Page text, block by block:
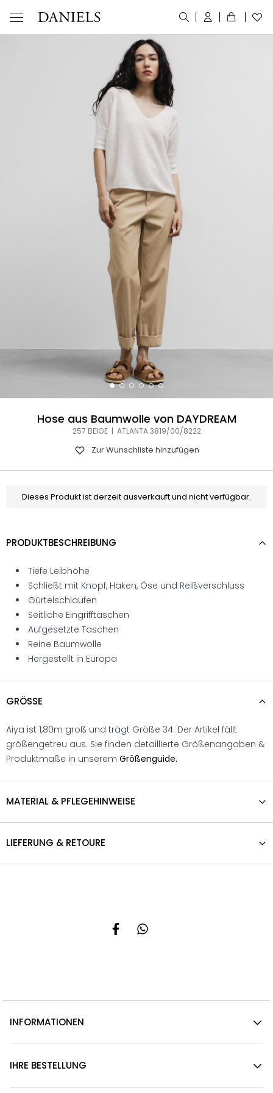
Hose aus Baumwolle von DAYDREAM
257 BEIGE | ATLANTA 3819/00/8222
Zur Wunschliste hinzufügen
Dieses Produkt ist derzeit ausverkauft und nicht verfügbar.
PRODUKTBESCHREIBUNG
Tiefe Leibhöhe
Schließt mit Knopf, Haken, Öse und Reißverschluss
Gürtelschlaufen
Seitliche Eingrifftaschen
Aufgesetzte Taschen
Reine Baumwolle
Hergestellt in Europa
GRÖSSE
Aiya ist 1,80m groß und trägt Größe 34. Der Artikel fällt
größengetreu aus. Sie finden detaillierte Größenangaben &
Produktmaße in unserem Größenguide.
MATERIAL & PFLEGEHINWEISE
LIEFERUNG & RETOURE
INFORMATIONEN
IHRE BESTELLUNG